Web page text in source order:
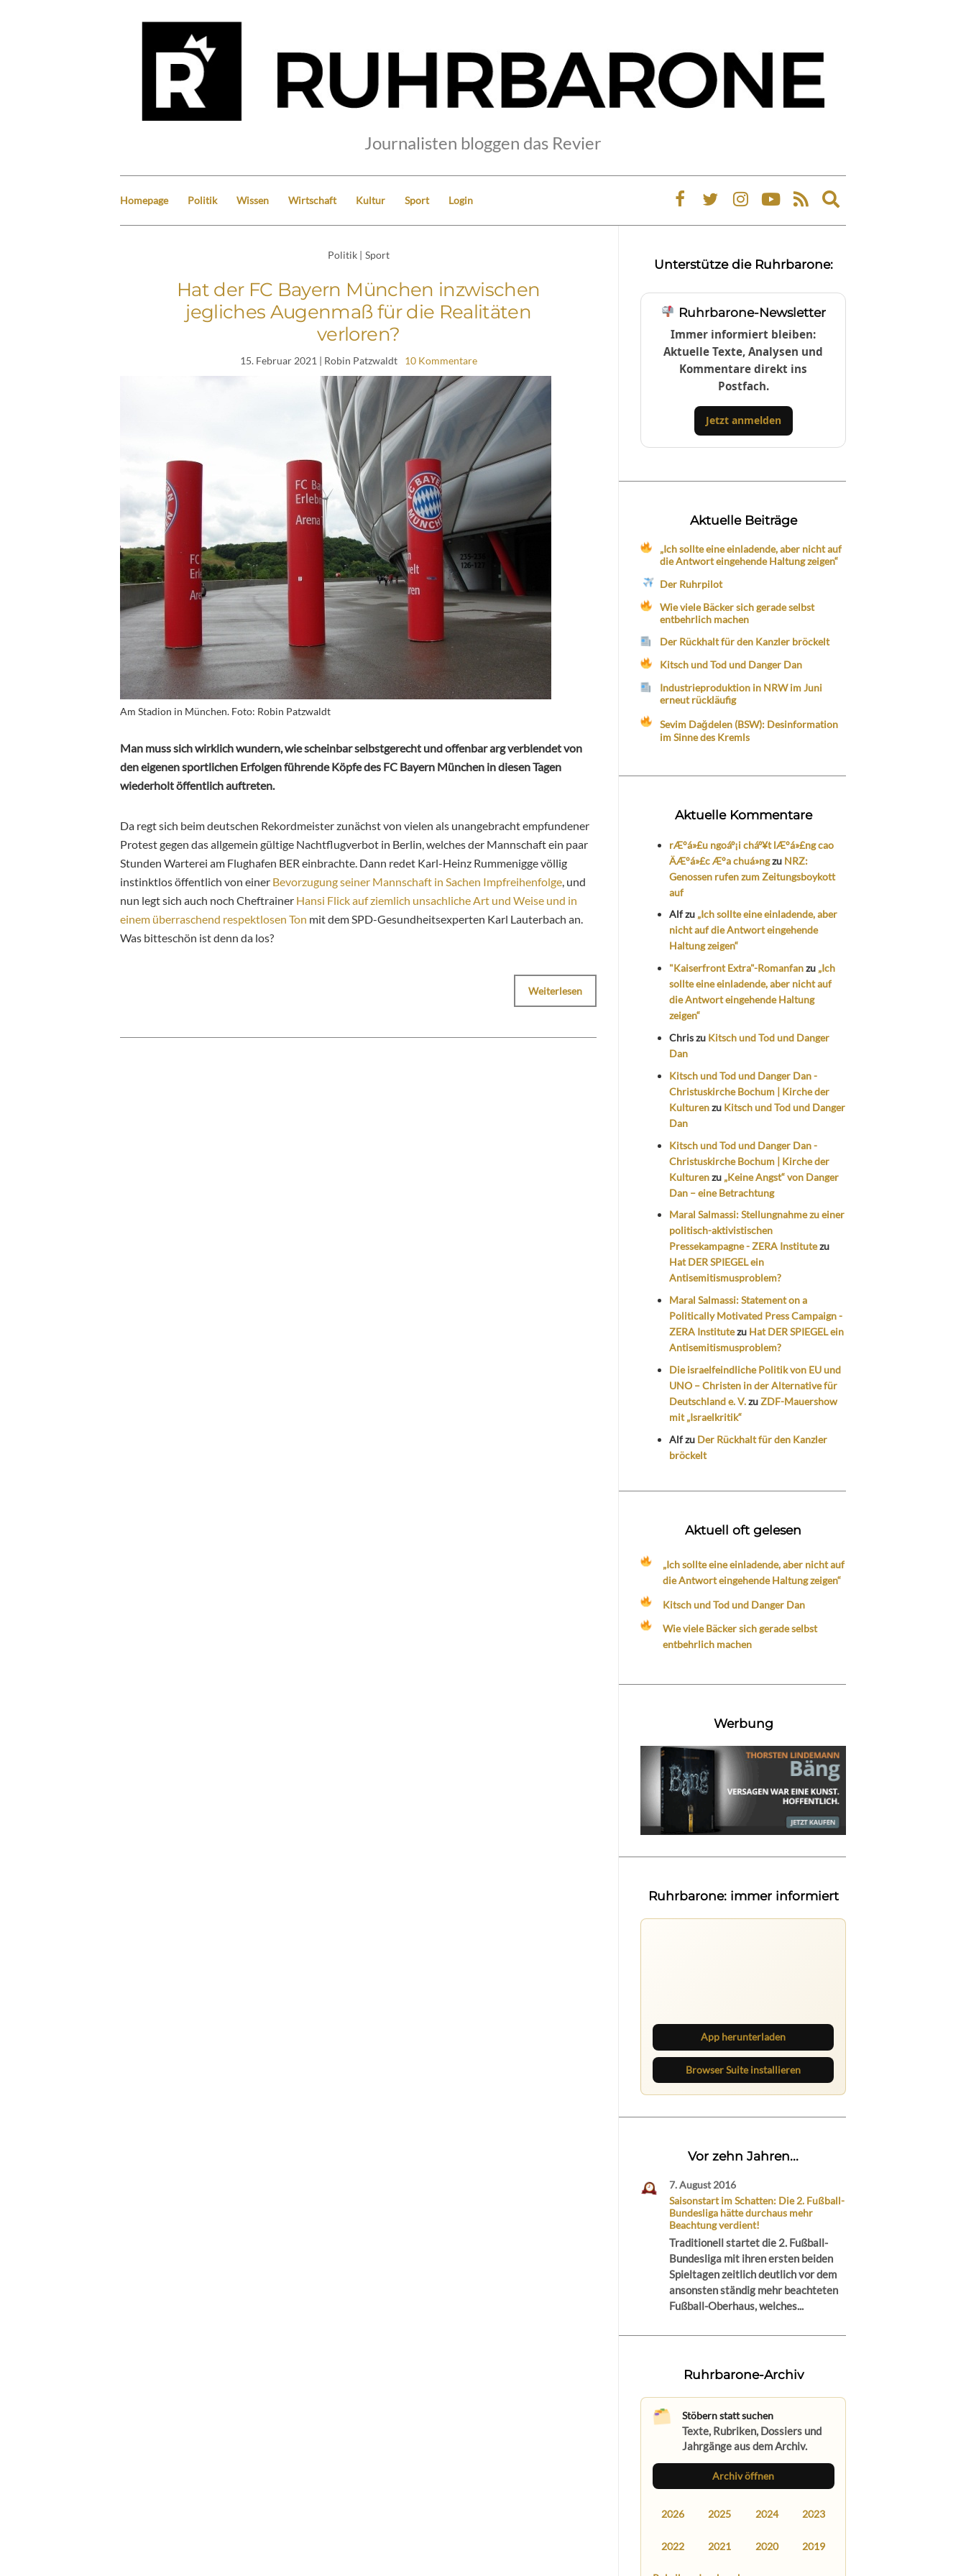
Journalisten bloggen das Revier
Homepage Politik Wissen Wirtschaft Kultur Sport Login
Expand
search
Politik | Sport
Hat der FC Bayern München inzwischen
jegliches Augenmaß für die Realitäten
verloren?
15. Februar 2021 | Robin Patzwaldt 10 Kommentare
Am Stadion in München. Foto: Robin Patzwaldt
Man muss sich wirklich wundern, wie scheinbar selbstgerecht und offenbar arg verblendet von
den eigenen sportlichen Erfolgen führende Köpfe des FC Bayern München in diesen Tagen
wiederholt öffentlich auftreten.
Da regt sich beim deutschen Rekordmeister zunächst von vielen als unangebracht empfundener
Protest gegen das allgemein gültige Nachtflugverbot in Berlin, welches der Mannschaft ein paar
Stunden Warterei am Flughafen BER einbrachte. Dann redet Karl-Heinz Rummenigge völlig
instinktlos öffentlich von einer Bevorzugung seiner Mannschaft in Sachen Impfreihenfolge , und
nun legt sich auch noch Cheftrainer Hansi Flick auf ziemlich unsachliche Art und Weise und in
einem überraschend respektlosen Ton mit dem SPD-Gesundheitsexperten Karl Lauterbach an.
Was bitteschön ist denn da los?
Weiterlesen
Unterstütze die Ruhrbarone:
Ruhrbarone-Newsletter
Immer informiert bleiben:
Aktuelle Texte, Analysen und
Kommentare direkt ins
Postfach.
Jetzt anmelden
Aktuelle Beiträge
„Ich sollte eine einladende, aber nicht auf
die Antwort eingehende Haltung zeigen“
Der Ruhrpilot
Wie viele Bäcker sich gerade selbst
entbehrlich machen
Der Rückhalt für den Kanzler bröckelt
Kitsch und Tod und Danger Dan
Industrieproduktion in NRW im Juni
erneut rückläufig
Sevim Dağdelen (BSW): Desinformation
im Sinne des Kremls
Aktuelle Kommentare
rÆ°á»£u ngoáº¡i cháº¥t lÆ°á»£ng cao
ÄÆ°á»£c Æ°a chuá»ngzu NRZ:
Genossen rufen zum Zeitungsboykott
auf
Alfzu „Ich sollte eine einladende, aber
nicht auf die Antwort eingehende
Haltung zeigen“
"Kaiserfront Extra"-Romanfanzu „Ich
sollte eine einladende, aber nicht auf
die Antwort eingehende Haltung
zeigen“
Chriszu Kitsch und Tod und Danger
Dan
Kitsch und Tod und Danger Dan -
Christuskirche Bochum | Kirche der
Kulturenzu Kitsch und Tod und Danger
Dan
Kitsch und Tod und Danger Dan -
Christuskirche Bochum | Kirche der
Kulturenzu „Keine Angst“ von Danger
Dan – eine Betrachtung
Maral Salmassi: Stellungnahme zu einer
politisch-aktivistischen
Pressekampagne - ZERA Institutezu
Hat DER SPIEGEL ein
Antisemitismusproblem?
Maral Salmassi: Statement on a
Politically Motivated Press Campaign -
ZERA Institutezu Hat DER SPIEGEL ein
Antisemitismusproblem?
Die israelfeindliche Politik von EU und
UNO – Christen in der Alternative für
Deutschland e. V.zuZDF-Mauershow
mit „Israelkritik“
Alfzu Der Rückhalt für den Kanzler
bröckelt
Aktuell oft gelesen
„Ich sollte eine einladende, aber nicht auf
die Antwort eingehende Haltung zeigen“
Kitsch und Tod und Danger Dan
Wie viele Bäcker sich gerade selbst
entbehrlich machen
Werbung
Ruhrbarone: immer informiert
App herunterladen
Browser Suite installieren
Vor zehn Jahren...
7. August 2016
Saisonstart im Schatten: Die 2. Fußball-
Bundesliga hätte durchaus mehr
Beachtung verdient!
Traditionell startet die 2. Fußball-
Bundesliga mit ihren ersten beiden
Spieltagen zeitlich deutlich vor dem
ansonsten ständig mehr beachteten
Fußball-Oberhaus, welches...
Ruhrbarone-Archiv
Stöbern statt suchen
Texte, Rubriken, Dossiers und
Jahrgänge aus dem Archiv.
Archiv öffnen
2026 2025 2024 2023
2022 2021 2020 2019